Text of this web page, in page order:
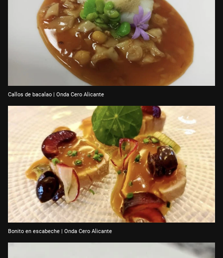
Callos de bacalao | Onda Cero Alicante
Bonito en escabeche | Onda Cero Alicante